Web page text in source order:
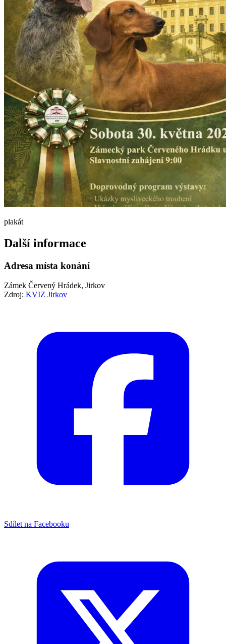
plakát
Další informace
Adresa místa konání
Zámek Červený Hrádek, Jirkov
Zdroj: KVIZ Jirkov
Sdílet na Facebooku